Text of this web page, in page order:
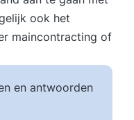
ook het
maincontracting of
en antwoorden